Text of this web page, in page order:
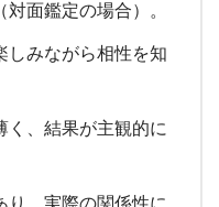
面鑑定の場合）。
しみながら相性を知
く、結果が主観的に